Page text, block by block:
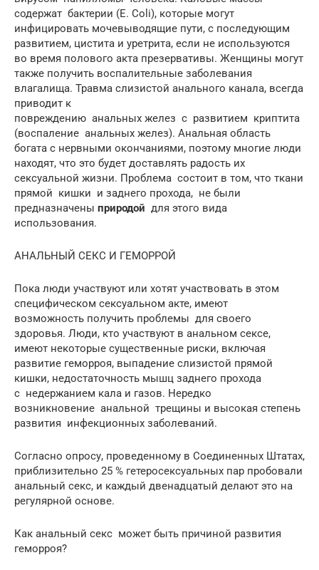
содержат бактерии (E. Coli), которые могут
инфицировать мочевыводящие пути, с последующим
развитием, цистита и уретрита, если не используются
во время полового акта презервативы. Женщины могут
также получить воспалительные заболевания
влагалища. Травма слизистой анального канала, всегда
приводит к
повреждению анальных желез с развитием криптита
(воспаление анальных желез). Анальная область
богата с нервными окончаниями, поэтому многие люди
находят, что это будет доставлять радость их
сексуальной жизни. Проблема состоит в том, что ткани
прямой кишки и заднего прохода, не были
предназначены природой для этого вида
использования.
АНАЛЬНЫЙ СЕКС И ГЕМОРРОЙ
Пока люди участвуют или хотят участвовать в этом
специфическом сексуальном акте, имеют
возможность получить проблемы для своего
здоровья. Люди, кто участвуют в анальном сексе,
имеют некоторые существенные риски, включая
развитие геморроя, выпадение слизистой прямой
кишки, недостаточность мышц заднего прохода
с недержанием кала и газов. Нередко
возникновение анальной трещины и высокая степень
развития инфекционных заболеваний.
Согласно опросу, проведенному в Соединенных Штатах,
приблизительно 25 % гетеросексуальных пар пробовали
анальный секс, и каждый двенадцатый делают это на
регулярной основе.
Как анальный секс может быть причиной развития
геморроя?